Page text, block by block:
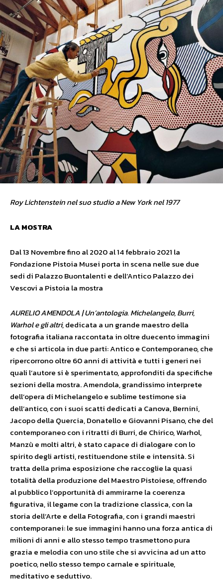
Roy Lichtenstein nel suo studio a New York nel 1977
LA MOSTRA
Dal 13 Novembre fino al 2020 al 14 febbraio 2021 la
Fondazione Pistoia Musei porta in scena nelle sue due
sedi di Palazzo Buontalenti e dell’Antico Palazzo dei
Vescovi a Pistoia la mostra
AURELIO AMENDOLA|Un’antologia.Michelangelo, Burri,
Warhol e gli altri, dedicata a un grande maestro della
fotografia italiana raccontata in oltre duecento immagini
e che si articola in due parti: Antico e Contemporaneo, che
ripercorrono oltre 60 anni di attività e tutti i generi nei
quali l’autore si è sperimentato, approfonditi da specifiche
sezioni della mostra. Amendola, grandissimo interprete
dell’opera di Michelangelo e sublime testimone sia
dell’antico, con i suoi scatti dedicati a Canova, Bernini,
Jacopo della Quercia, Donatello e Giovanni Pisano, che del
contemporaneo con i ritratti di Burri, de Chirico, Warhol,
Manzù e molti altri, è stato capace di dialogare con lo
spirito degli artisti, restituendone stile e intensità. Si
tratta della prima esposizione che raccoglie la quasi
totalità della produzione del Maestro Pistoiese, offrendo
al pubblico l’opportunità di ammirarne la coerenza
figurativa, il legame con la tradizione classica, con la
storia dell’Arte e della Fotografia, con i grandi maestri
contemporanei: le sue immagini hanno una forza antica di
milioni di anni e allo stesso tempo trasmettono pura
grazia e melodia con uno stile che si avvicina ad un atto
poetico, nello stesso tempo carnale e spirituale,
meditativo e seduttivo.